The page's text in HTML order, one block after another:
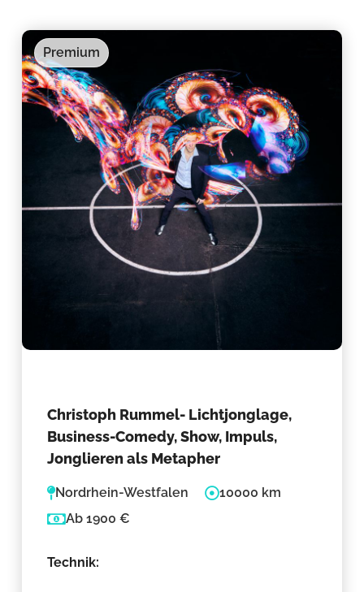
Premium
Christoph Rummel- Lichtjonglage,
Business-Comedy, Show, Impuls,
Jonglieren als Metapher
Nordrhein-Westfalen
10000 km
Ab 1900 €
Technik: